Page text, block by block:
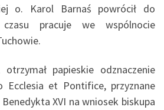
o. Karol Barnaś powrócił do
pracuje we wspólnocie
papieskie odznaczenie
Ecclesia et Pontifice, przyznane
XVI na wniosek biskupa